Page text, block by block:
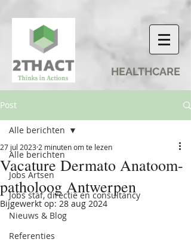
HEALTHCARE
Post
Alle berichten
Jobs Artsen
Jobs staf, directie en consultancy
Nieuws & Blog
Referenties
Alle berichten
Vacature Dermato Anatoom-
patholoog Antwerpen
27 jul 2023 2 minuten om te lezen
Bijgewerkt op: 28 aug 2024